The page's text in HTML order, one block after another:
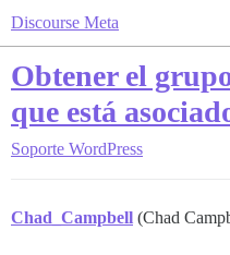
Discourse Meta
Obtener el
que está
Soporte WordPress
Chad_Campbell (Chad